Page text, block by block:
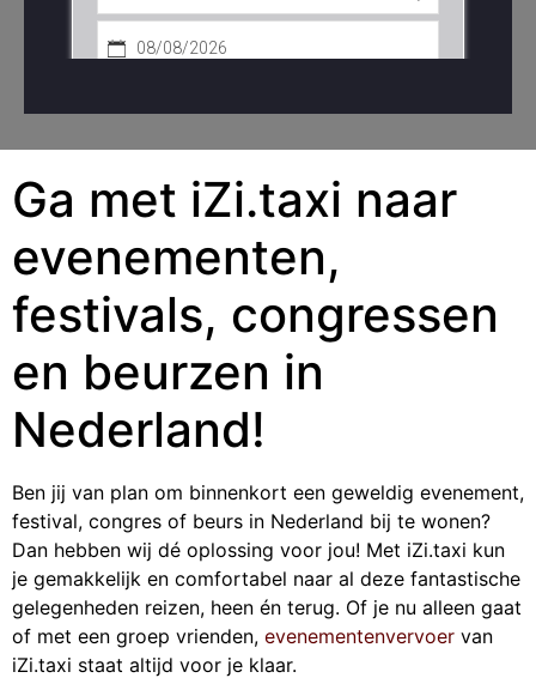
Ga met iZi.taxi naar
evenementen,
festivals, congressen
en beurzen in
Nederland!
Ben jij van plan om binnenkort een geweldig evenement,
festival, congres of beurs in Nederland bij te wonen?
Dan hebben wij dé oplossing voor jou! Met iZi.taxi kun
je gemakkelijk en comfortabel naar al deze fantastische
gelegenheden reizen, heen én terug. Of je nu alleen gaat
of met een groep vrienden, evenementenvervoer van
iZi.taxi staat altijd voor je klaar.